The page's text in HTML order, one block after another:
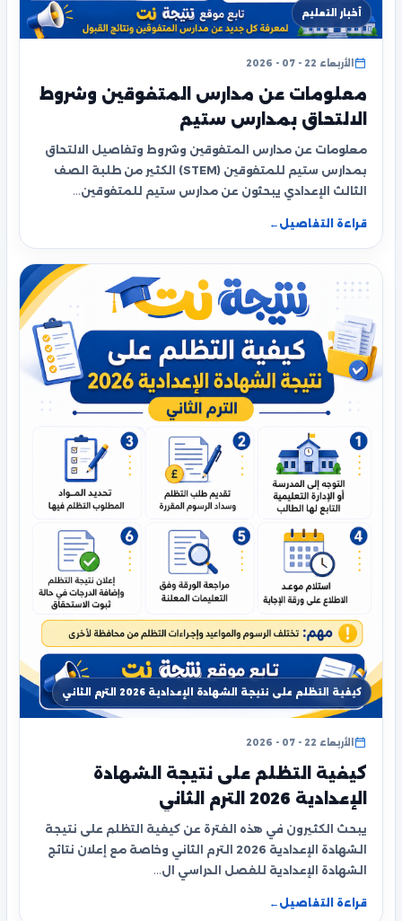
أخبار التعليم
الأربعاء 22 - 07 - 2026
معلومات عن مدارس المتفوقين وشروط
الالتحاق بمدارس ستيم
معلومات عن مدارس المتفوقين وشروط وتفاصيل الالتحاق
بمدارس ستيم للمتفوقين (STEM) الكثير من طلبة الصف
الثالث الإعدادي يبحثون عن مدارس ستيم للمتفوقين…
قراءة التفاصيل ←
كيفية التظلم على نتيجة الشهادة الإعدادية 2026 الترم الثاني
الأربعاء 22 - 07 - 2026
كيفية التظلم على نتيجة الشهادة
الإعدادية 2026 الترم الثاني
يبحث الكثيرون في هذه الفترة عن كيفية التظلم على نتيجة
الشهادة الإعدادية 2026 الترم الثاني وخاصة مع إعلان نتائج
الشهادة الإعدادية للفصل الدراسي ال…
قراءة التفاصيل ←